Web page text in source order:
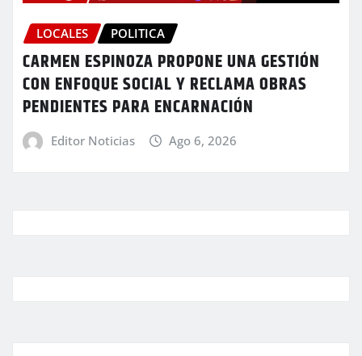
LOCALES POLITICA
CARMEN ESPINOZA PROPONE UNA GESTIÓN
CON ENFOQUE SOCIAL Y RECLAMA OBRAS
PENDIENTES PARA ENCARNACIÓN
Editor Noticias Ago 6, 2026